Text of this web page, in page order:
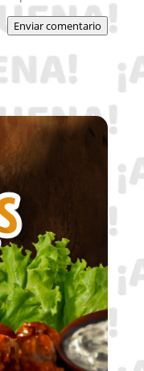
Enviar comentario